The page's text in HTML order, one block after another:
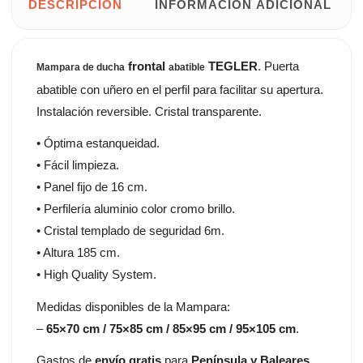
DESCRIPCIÓN INFORMACIÓN ADICIONAL
Mampara de ducha frontalabatible TEGLER. Puerta
abatible con uñero en el perfil para facilitar su apertura.
Instalación reversible. Cristal transparente.
• Óptima estanqueidad.
• Fácil limpieza.
• Panel fijo de 16 cm.
• Perfilería aluminio color cromo brillo.
• Cristal templado de seguridad 6m.
• Altura 185 cm.
• High Quality System.
Medidas disponibles de la Mampara:
–65×70 cm / 75×85 cm / 85×95 cm / 95×105 cm.
Gastos deenvío gratis para Península y Baleares.